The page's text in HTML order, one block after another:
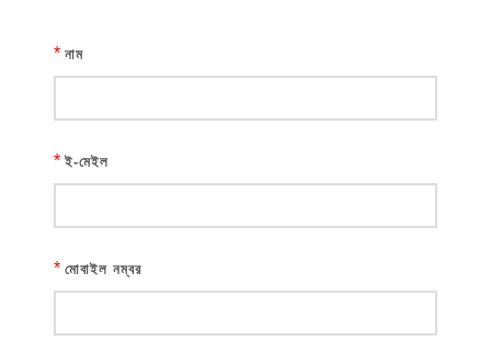
* নাম
* ই-মেইল
* মোবাইল নম্বর